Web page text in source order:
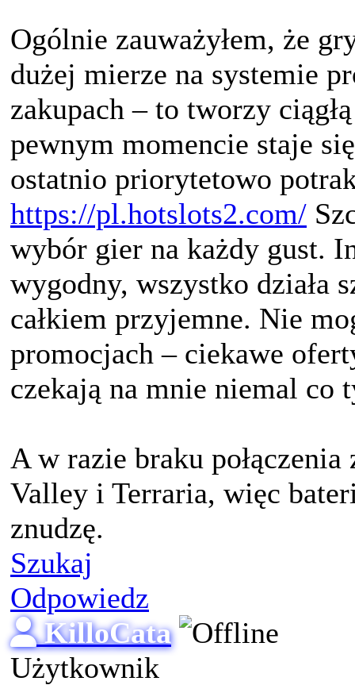
Ogólnie zauważyłem, że
dużej mierze na systemie
zakupach – to tworzy
pewnym momencie staje
ostatnio priorytetowo
https://pl.hotslots2.com/
wybór gier na każdy gust.
wygodny, wszystko działa
całkiem przyjemne. Nie
promocjach – ciekawe
czekają na mnie niemal co
A w razie braku
Valley i Terraria, więc
znudzę.
Szukaj
Odpowiedz
KilloCata
Użytkownik